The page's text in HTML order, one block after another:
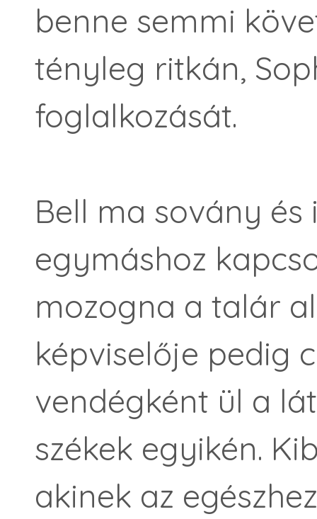
benne semmi
tényleg ritkán,
foglalkozását.
Bell ma sovány
egymáshoz
mozogna a talár
képviselője pedig
ven­dégként ül a
székek egyikén.
akinek az